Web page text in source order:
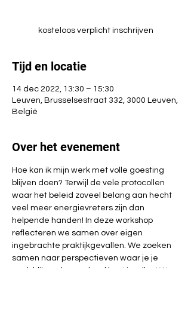
kosteloos verplicht inschrijven
Tijd en locatie
14 dec 2022, 13:30 – 15:30
Leuven, Brusselsestraat 332, 3000 Leuven,
België
Over het evenement
Hoe kan ik mijn werk met volle goesting
blijven doen? Terwijl de vele protocollen
waar het beleid zoveel belang aan hecht
veel meer energievreters zijn dan
helpende handen! In deze workshop
reflecteren we samen over eigen
ingebrachte praktijkgevallen. We zoeken
samen naar perspectieven waar je je
werk blijvend waardevol kunt invullen! We